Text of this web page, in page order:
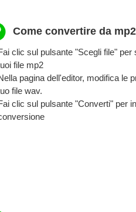
Come convertire da
clic sul pulsante "Scegli file" per
file mp2
pagina dell'editor, modifica le
file wav.
clic sul pulsante "Converti" per